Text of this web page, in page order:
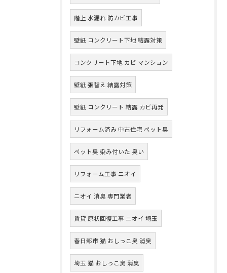
階上 水漏れ 防カビ工事
壁紙 コンクリート下地 結露対策
コンクリート下地 カビ マンション
壁紙 張替え 結露対策
壁紙 コンクリート 結露 カビ再発
リフォーム済み 中古住宅 ペット臭
ペット臭 染み付いた 臭い
リフォーム工事 ニオイ
ニオイ 消臭 専門業者
賃貸 原状回復工事 ニオイ 埼玉
春日部市 猫 おしっこ臭 消臭
埼玉 猫 おしっこ臭 消臭